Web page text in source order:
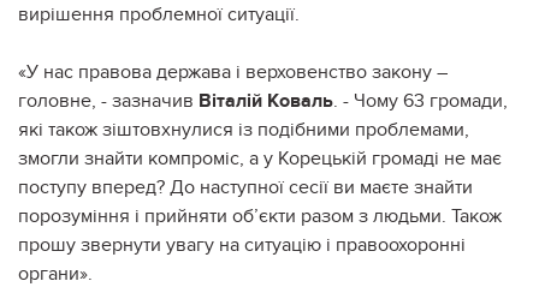
вирішення проблемної ситуації.
«У нас правова держава і верховенство закону –
головне, - зазначив Віталій Коваль. - Чому 63 громади,
які також зіштовхнулися із подібними проблемами,
змогли знайти компроміс, а у Корецькій громаді не має
поступу вперед? До наступної сесії ви маєте знайти
порозуміння і прийняти об’єкти разом з людьми. Також
прошу звернути увагу на ситуацію і правоохоронні
органи».